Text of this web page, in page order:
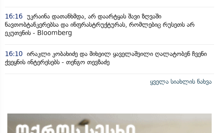
16:16 უკრაინა დათანხმდა, არ დაარტყას შავი ზღვაში
ნავთობტანკერებსა და ინფრასტრუქტურას, რომლებიც რუსეთს არ
ეკუთვნის - Bloomberg
16:10 ირაკლი კობახიძე და მიხეილ ყაველაშვილი ღალატობენ ჩვენი
ქვეყნის ინტერესებს - თენგო თევზაძე
ყველა სიახლის ნახვა